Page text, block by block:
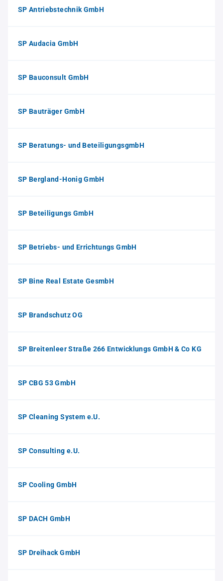
SP Antriebstechnik GmbH
SP Audacia GmbH
SP Bauconsult GmbH
SP Bauträger GmbH
SP Beratungs- und BeteiligungsgmbH
SP Bergland-Honig GmbH
SP Beteiligungs GmbH
SP Betriebs- und Errichtungs GmbH
SP Bine Real Estate GesmbH
SP Brandschutz OG
SP Breitenleer Straße 266 Entwicklungs GmbH & Co KG
SP CBG 53 GmbH
SP Cleaning System e.U.
SP Consulting e.U.
SP Cooling GmbH
SP DACH GmbH
SP Dreihack GmbH